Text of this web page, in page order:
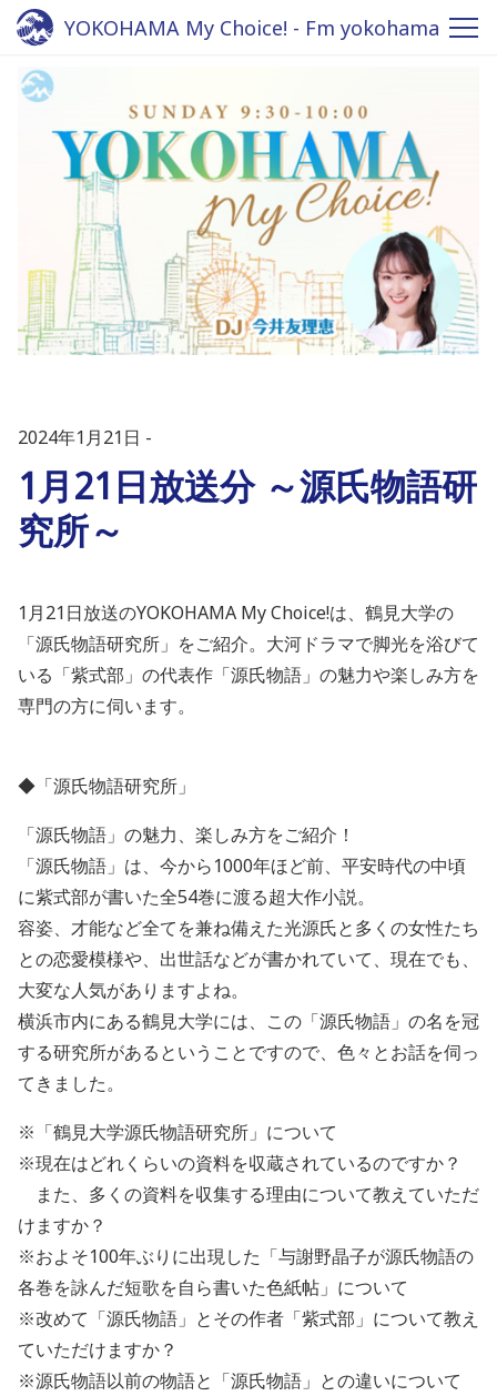
YOKOHAMA My Choice! - Fm yokohama
2024年1月21日
1月21日放送分 ～源氏物語研
究所～
1月21日放送のYOKOHAMA My Choice!は、鶴見大学の
「源氏物語研究所」をご紹介。大河ドラマで脚光を浴びて
いる「紫式部」の代表作「源氏物語」の魅力や楽しみ方を
専門の方に伺います。
◆「源氏物語研究所」
「源氏物語」の魅力、楽しみ方をご紹介！
「源氏物語」は、今から1000年ほど前、平安時代の中頃
に紫式部が書いた全54巻に渡る超大作小説。
容姿、才能など全てを兼ね備えた光源氏と多くの女性たち
との恋愛模様や、出世話などが書かれていて、現在でも、
大変な人気がありますよね。
横浜市内にある鶴見大学には、この「源氏物語」の名を冠
する研究所があるということですので、色々とお話を伺っ
てきました。
※「鶴見大学源氏物語研究所」について
※現在はどれくらいの資料を収蔵されているのですか？
また、多くの資料を収集する理由について教えていただ
けますか？
※およそ100年ぶりに出現した「与謝野晶子が源氏物語の
各巻を詠んだ短歌を自ら書いた色紙帖」について
※改めて「源氏物語」とその作者「紫式部」について教え
ていただけますか？
※源氏物語以前の物語と「源氏物語」との違いについて